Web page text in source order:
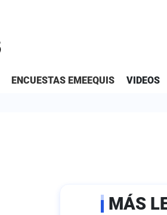
ENCUESTAS EMEEQUIS VIDEOS
MÁS